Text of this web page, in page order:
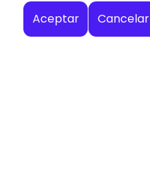
Aceptar Cancelar